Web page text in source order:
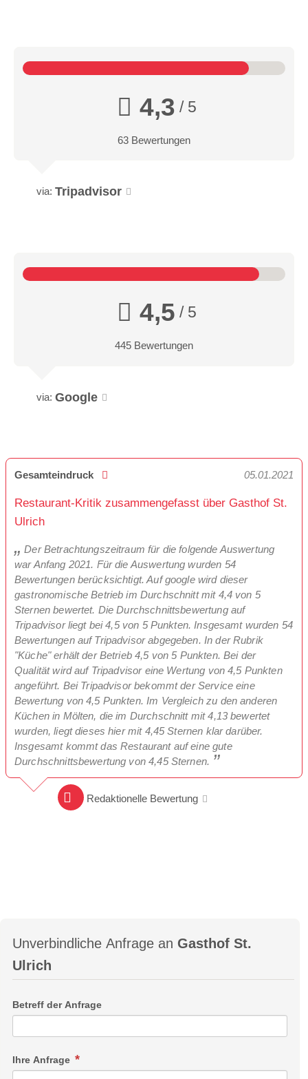
4,3 / 5
63 Bewertungen
via: Tripadvisor
4,5 / 5
445 Bewertungen
via: Google
Gesamteindruck 05.01.2021
Restaurant-Kritik zusammengefasst über Gasthof St.
Ulrich
Der Betrachtungszeitraum für die folgende Auswertung
war Anfang 2021. Für die Auswertung wurden 54
Bewertungen berücksichtigt. Auf google wird dieser
gastronomische Betrieb im Durchschnitt mit 4,4 von 5
Sternen bewertet. Die Durchschnittsbewertung auf
Tripadvisor liegt bei 4,5 von 5 Punkten. Insgesamt wurden 54
Bewertungen auf Tripadvisor abgegeben. In der Rubrik
"Küche" erhält der Betrieb 4,5 von 5 Punkten. Bei der
Qualität wird auf Tripadvisor eine Wertung von 4,5 Punkten
angeführt. Bei Tripadvisor bekommt der Service eine
Bewertung von 4,5 Punkten. Im Vergleich zu den anderen
Küchen in Mölten, die im Durchschnitt mit 4,13 bewertet
wurden, liegt dieses hier mit 4,45 Sternen klar darüber.
Insgesamt kommt das Restaurant auf eine gute
Durchschnittsbewertung von 4,45 Sternen.
Redaktionelle Bewertung
Unverbindliche Anfrage an Gasthof St.
Ulrich
Betreff der Anfrage
Ihre Anfrage